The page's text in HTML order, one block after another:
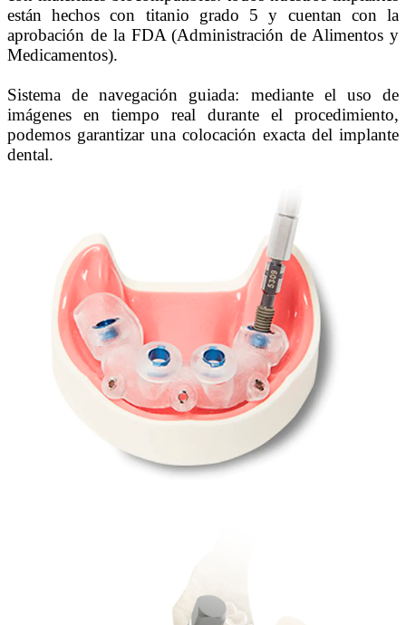
están hechos con titanio grado 5 y cuentan con la
aprobación de la FDA (Administración de Alimentos y
Medicamentos).
Sistema de navegación guiada: mediante el uso de
imágenes en tiempo real durante el procedimiento,
podemos garantizar una colocación exacta del implante
dental.